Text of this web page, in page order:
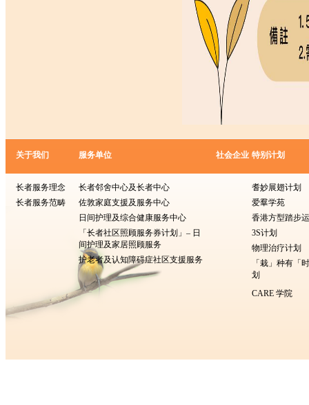
关于我们
长者服务理念
长者服务范畴
服务单位
长者邻舍中心及长者中心
佐敦家庭支援及服务中心
日间护理及综合健康服务中心
「长者社区照顾服务券计划」– 日
间护理及家居照顾服务
护老者及认知障碍症社区支援服务
社会企业 特别计划
耆妙展翅计划
爱羣学苑
香港方型​​踏步
3S计划
物理治疗计划
「栽」种有
划
CARE 学院